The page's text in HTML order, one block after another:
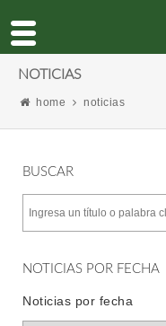
NOTICIAS
home noticias
BUSCAR
NOTICIAS POR FECHA
Noticias por fecha